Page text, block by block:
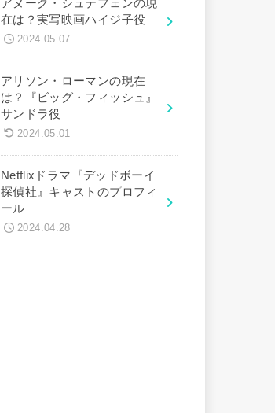
アヌーク・シュテフェンの現
在は？実写映画ハイジ子役
2024.05.07
アリソン・ローマンの現在
は？『ビッグ・フィッシュ』
サンドラ役
2024.05.01
Netflixドラマ『デッドボーイ
探偵社』キャストのプロフィ
ール
2024.04.28